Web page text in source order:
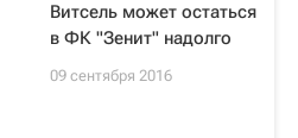
Витсель может остаться
в ФК "Зенит" надолго
09 сентября 2016